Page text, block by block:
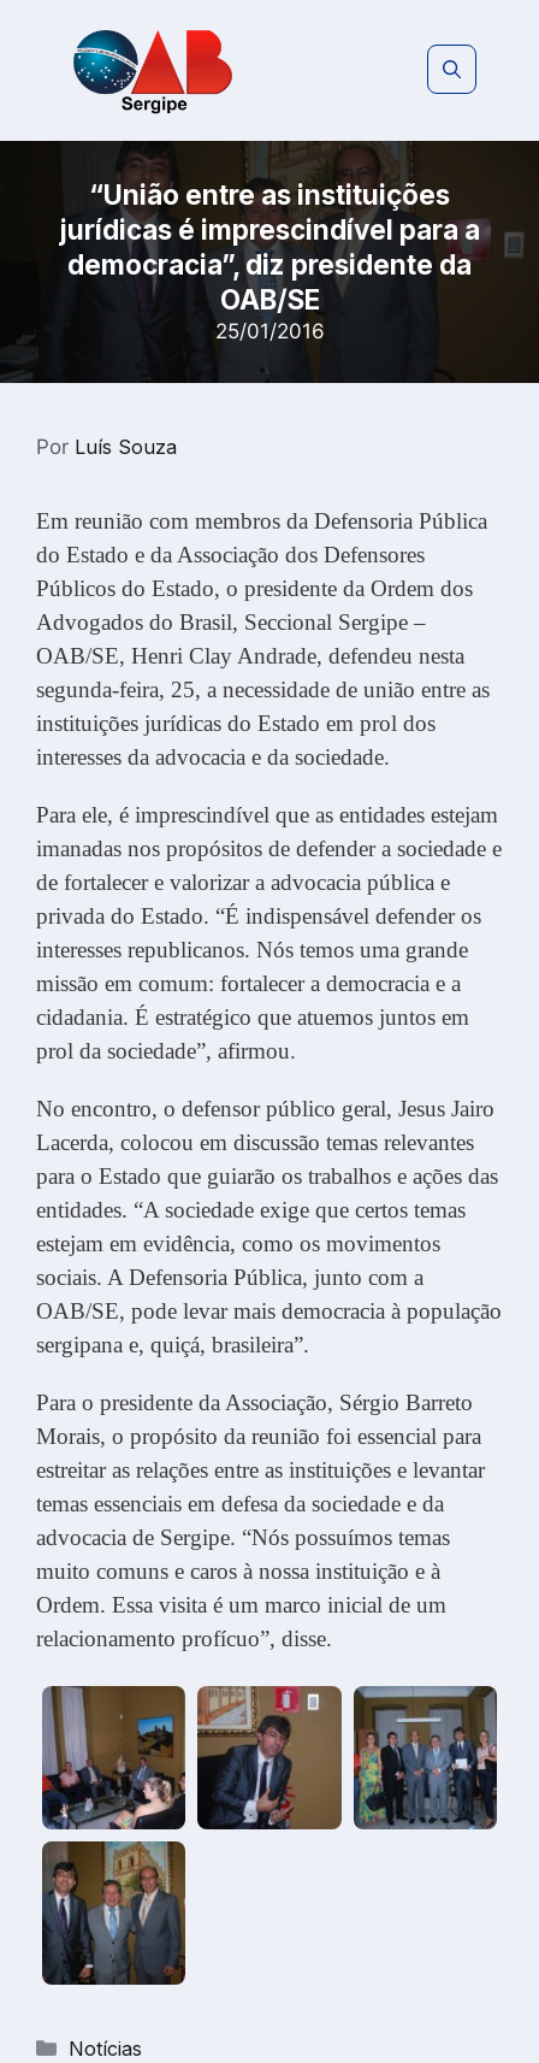
“União entre as instituições
jurídicas é imprescindível para a
democracia”, diz presidente da
OAB/SE
25/01/2016
Por Luís Souza
Em reunião com membros da Defensoria Pública
do Estado e da Associação dos Defensores
Públicos do Estado, o presidente da Ordem dos
Advogados do Brasil, Seccional Sergipe –
OAB/SE, Henri Clay Andrade, defendeu nesta
segunda-feira, 25, a necessidade de união entre as
instituições jurídicas do Estado em prol dos
interesses da advocacia e da sociedade.
Para ele, é imprescindível que as entidades estejam
imanadas nos propósitos de defender a sociedade e
de fortalecer e valorizar a advocacia pública e
privada do Estado. “É indispensável defender os
interesses republicanos. Nós temos uma grande
missão em comum: fortalecer a democracia e a
cidadania. É estratégico que atuemos juntos em
prol da sociedade”, afirmou.
No encontro, o defensor público geral, Jesus Jairo
Lacerda, colocou em discussão temas relevantes
para o Estado que guiarão os trabalhos e ações das
entidades. “A sociedade exige que certos temas
estejam em evidência, como os movimentos
sociais. A Defensoria Pública, junto com a
OAB/SE, pode levar mais democracia à população
sergipana e, quiçá, brasileira”.
Para o presidente da Associação, Sérgio Barreto
Morais, o propósito da reunião foi essencial para
estreitar as relações entre as instituições e levantar
temas essenciais em defesa da sociedade e da
advocacia de Sergipe. “Nós possuímos temas
muito comuns e caros à nossa instituição e à
Ordem. Essa visita é um marco inicial de um
relacionamento profícuo”, disse.
Categorias
Notícias